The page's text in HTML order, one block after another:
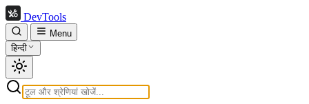
DevTools
Menu
हिन्दी